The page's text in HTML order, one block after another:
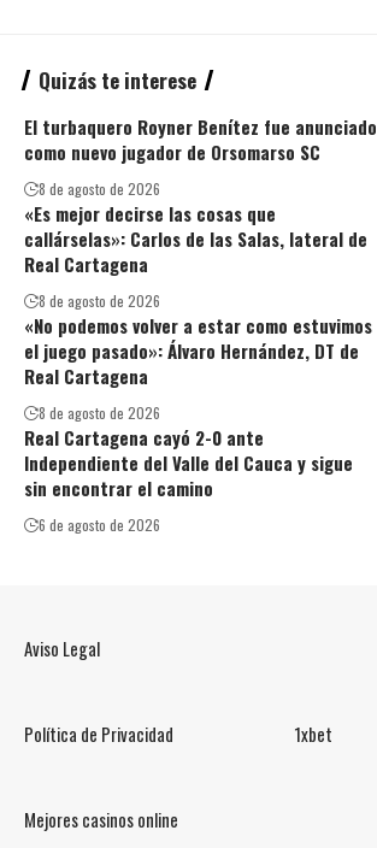
Quizás te interese
El turbaquero Royner Benítez fue anunciado
como nuevo jugador de Orsomarso SC
8 de agosto de 2026
«Es mejor decirse las cosas que
callárselas»: Carlos de las Salas, lateral de
Real Cartagena
8 de agosto de 2026
«No podemos volver a estar como estuvimos
el juego pasado»: Álvaro Hernández, DT de
Real Cartagena
8 de agosto de 2026
Real Cartagena cayó 2-0 ante
Independiente del Valle del Cauca y sigue
sin encontrar el camino
6 de agosto de 2026
Aviso Legal
Política de Privacidad 1xbet
Mejores casinos online